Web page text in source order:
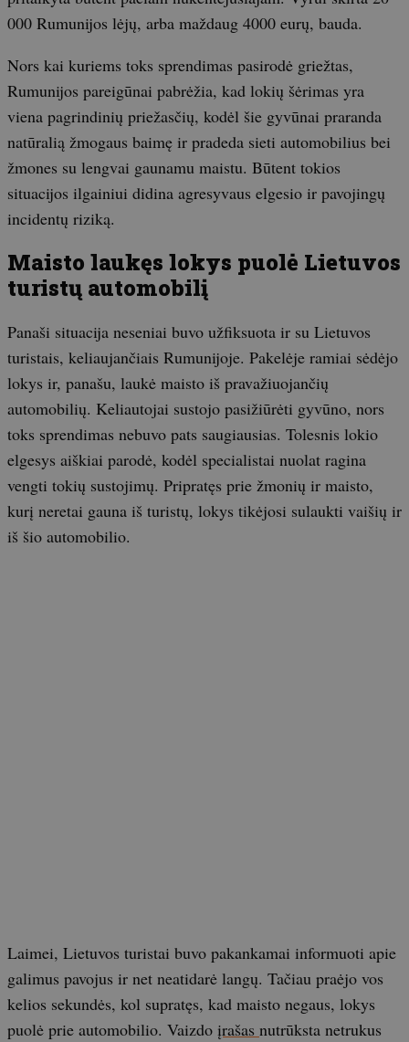
000 Rumunijos lėjų, arba maždaug 4000 eurų, bauda.
Nors kai kuriems toks sprendimas pasirodė griežtas,
Rumunijos pareigūnai pabrėžia, kad lokių šėrimas yra
viena pagrindinių priežasčių, kodėl šie gyvūnai praranda
natūralią žmogaus baimę ir pradeda sieti automobilius bei
žmones su lengvai gaunamu maistu. Būtent tokios
situacijos ilgainiui didina agresyvaus elgesio ir pavojingų
incidentų riziką.
Maisto laukęs lokys puolė Lietuvos
turistų automobilį
Panaši situacija neseniai buvo užfiksuota ir su Lietuvos
turistais, keliaujančiais Rumunijoje. Pakelėje ramiai sėdėjo
lokys ir, panašu, laukė maisto iš pravažiuojančių
automobilių. Keliautojai sustojo pasižiūrėti gyvūno, nors
toks sprendimas nebuvo pats saugiausias. Tolesnis lokio
elgesys aiškiai parodė, kodėl specialistai nuolat ragina
vengti tokių sustojimų. Pripratęs prie žmonių ir maisto,
kurį neretai gauna iš turistų, lokys tikėjosi sulaukti vaišių ir
iš šio automobilio.
Laimei, Lietuvos turistai buvo pakankamai informuoti apie
galimus pavojus ir net neatidarė langų. Tačiau praėjo vos
kelios sekundės, kol supratęs, kad maisto negaus, lokys
puolė prie automobilio. Vaizdo įrašas nutrūksta netrukus